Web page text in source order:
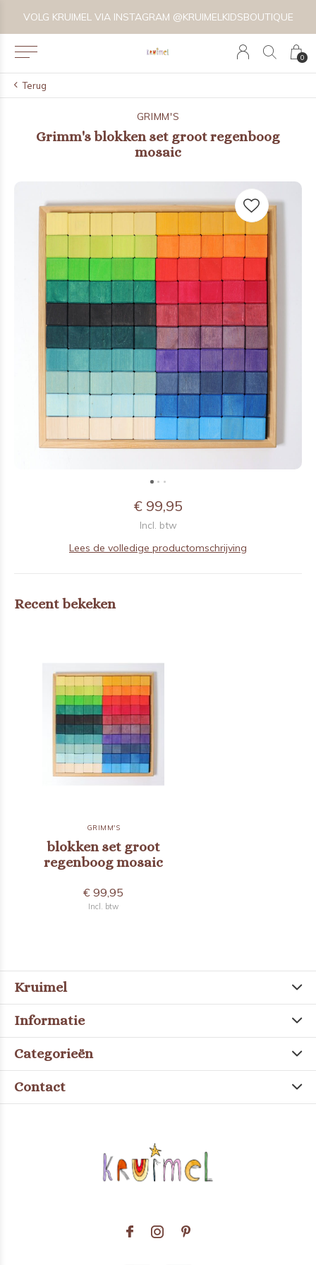
0
VOLG KRUIMEL VIA INSTAGRAM @KRUIMELKIDSBOUTIQUE
Terug
GRIMM'S
Grimm's blokken set groot regenboog
mosaic
€ 99,95
Incl. btw
Lees de volledige productomschrijving
Recent bekeken
GRIMM'S
blokken set groot
regenboog mosaic
€ 99,95
Incl. btw
Kruimel
Informatie
Categorieën
Contact